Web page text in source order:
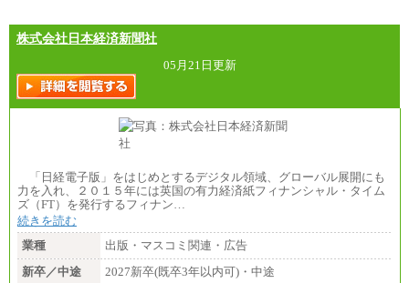
株式会社日本経済新聞社
05月21日更新
「日経電子版」をはじめとするデジタル領域、グローバル展開にも
力を入れ、２０１５年には英国の有力経済紙フィナンシャル・タイム
ズ（FT）を発行するフィナン…
続きを読む
業種
出版・マスコミ関連・広告
新卒／中途
2027新卒(既卒3年以内可)・中途